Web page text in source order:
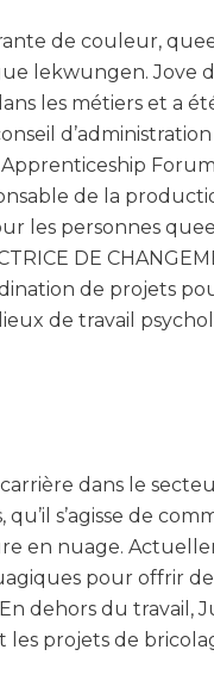
de couleur,
lekwungen. Jove
les métiers et a
de la
les personnes
DE
de projets
de travail
dans le
s’agisse de
en nuage.
pour offrir
dehors du travail,
les projets de